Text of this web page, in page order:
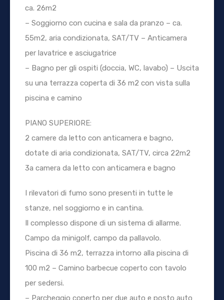
ca. 26m2
– Soggiorno con cucina e sala da pranzo – ca.
55m2, aria condizionata, SAT/TV – Anticamera
per lavatrice e asciugatrice
– Bagno per gli ospiti (doccia, WC, lavabo) – Uscita
su una terrazza coperta di 36 m2 con vista sulla
piscina e camino
PIANO SUPERIORE:
2 camere da letto con anticamera e bagno,
dotate di aria condizionata, SAT/TV, circa 22m2
3a camera da letto con anticamera e bagno
I rilevatori di fumo sono presenti in tutte le
stanze, nel soggiorno e in cantina.
Il complesso dispone di un sistema di allarme.
Campo da minigolf, campo da pallavolo.
Piscina di 36 m2, terrazza intorno alla piscina di
100 m2 – Camino barbecue coperto con tavolo
per sedersi.
– Parcheggio coperto per due auto e posto auto